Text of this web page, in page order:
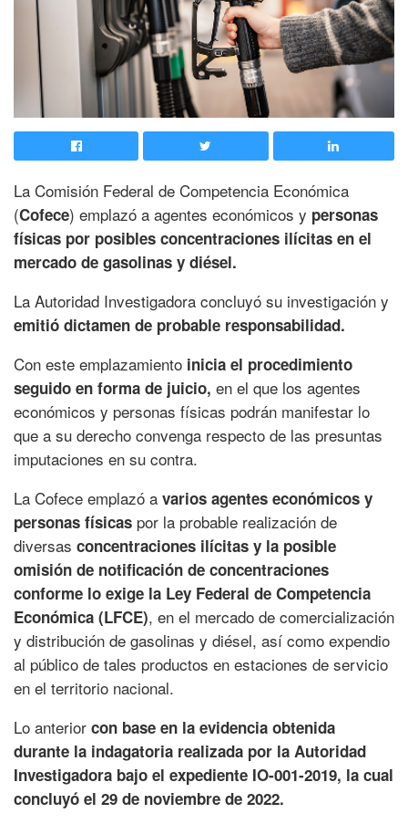
La Comisión Federal de Competencia Económica
(Cofece) emplazó a agentes económicos y personas
físicas por posibles concentraciones ilícitas en el
mercado de gasolinas y diésel.
La Autoridad Investigadora concluyó su investigación y
emitió dictamen de probable responsabilidad.
Con este emplazamiento inicia el procedimiento
seguido en forma de juicio, en el que los agentes
económicos y personas físicas podrán manifestar lo
que a su derecho convenga respecto de las presuntas
imputaciones en su contra.
La Cofece emplazó a varios agentes económicos y
personas físicas por la probable realización de
diversas concentraciones ilícitas y la posible
omisión de notificación de concentraciones
conforme lo exige la Ley Federal de Competencia
Económica (LFCE), en el mercado de comercialización
y distribución de gasolinas y diésel, así como expendio
al público de tales productos en estaciones de servicio
en el territorio nacional.
Lo anterior con base en la evidencia obtenida
durante la indagatoria realizada por la Autoridad
Investigadora bajo el expediente IO-001-2019, la cual
concluyó el 29 de noviembre de 2022.